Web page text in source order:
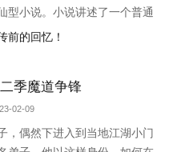
型小说。小说讲述了一个普通
然之下，跨入到一个江湖小门
前的回忆！
季魔道争锋
02-09
，偶然下进入到当地江湖小门